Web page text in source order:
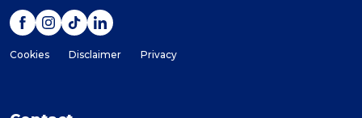
Cookies Disclaimer Privacy